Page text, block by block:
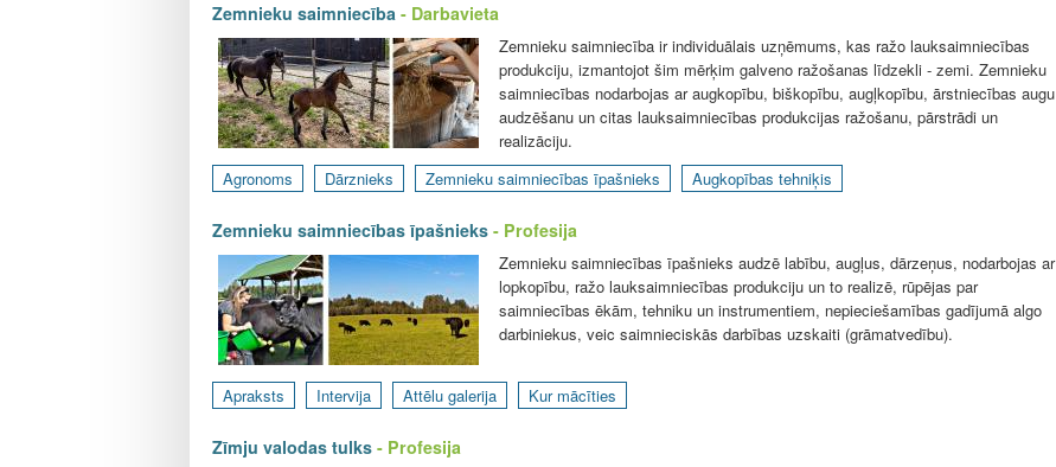
Zemnieku saimniecība - Darbavieta
Zemnieku saimniecība ir individuālais uzņēmums, kas ražo lauksaimniecības
produkciju, izmantojot šim mērķim galveno ražošanas līdzekli - zemi. Zemnieku
saimniecības nodarbojas ar augkopību, biškopību, augļkopību, ārstniecības augu
audzēšanu un citas lauksaimniecības produkcijas ražošanu, pārstrādi un
realizāciju.
Agronoms
Dārznieks Zemnieku saimniecības īpašnieks Augkopības tehniķis
Zemnieku saimniecības īpašnieks - Profesija
Zemnieku saimniecības īpašnieks audzē labību, augļus, dārzeņus, nodarbojas ar
lopkopību, ražo lauksaimniecības produkciju un to realizē, rūpējas par
saimniecības ēkām, tehniku un instrumentiem, nepieciešamības gadījumā algo
darbiniekus, veic saimnieciskās darbības uzskaiti (grāmatvedību).
Apraksts Intervija Attēlu galerija Kur mācīties
Zīmju valodas tulks - Profesija